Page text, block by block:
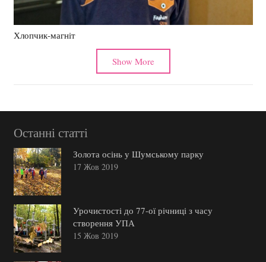
Хлопчик-магніт
Show More
Останні статті
Золота осінь у Шумському парку
17 Жов 2019
Урочистості до 77-ої річниці з часу
створення УПА
15 Жов 2019